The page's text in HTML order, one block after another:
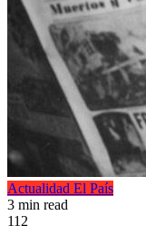
Actualidad El País
3 min read
112